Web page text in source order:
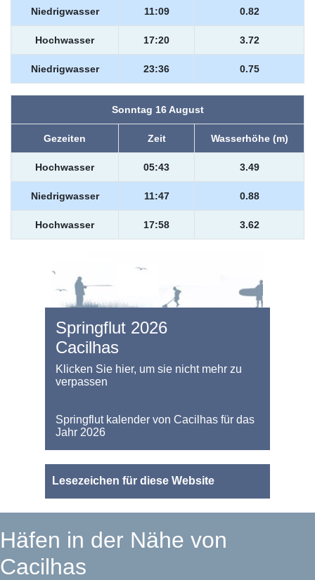
Niedrigwasser 11:09 0.82
Hochwasser 17:20 3.72
Niedrigwasser 23:36 0.75
Sonntag 16 August
Gezeiten Zeit Wasserhöhe (m)
Hochwasser 05:43 3.49
Niedrigwasser 11:47 0.88
Hochwasser 17:58 3.62
Springflut 2026
Cacilhas
Klicken Sie hier, um sie nicht mehr zu
verpassen
Springflut kalender von Cacilhas für das
Jahr 2026
Lesezeichen für diese Website
Häfen in der Nähe von
Cacilhas